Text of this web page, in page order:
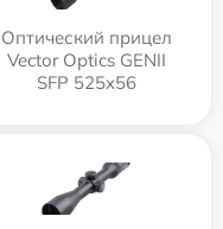
Оптический прицел
Vector Optics GENII
SFP 525x56